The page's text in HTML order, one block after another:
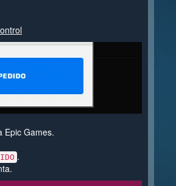
Epic Games.
.